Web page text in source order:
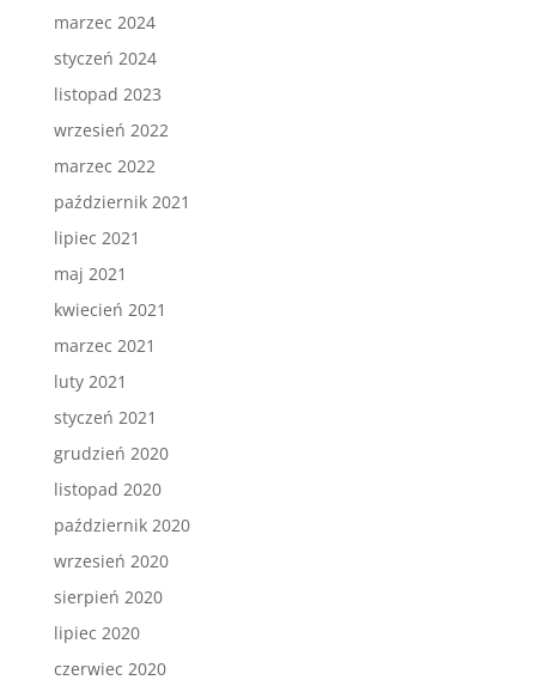
marzec 2024
styczeń 2024
listopad 2023
wrzesień 2022
marzec 2022
październik 2021
lipiec 2021
maj 2021
kwiecień 2021
marzec 2021
luty 2021
styczeń 2021
grudzień 2020
listopad 2020
październik 2020
wrzesień 2020
sierpień 2020
lipiec 2020
czerwiec 2020